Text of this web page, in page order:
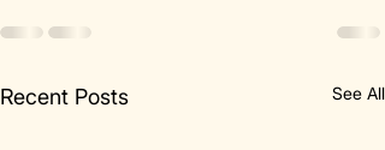
Recent Posts See All